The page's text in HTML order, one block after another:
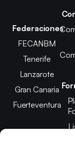
Federaciones
FECANBM
Tenerife
Lanzarote
Gran Canaria
Fuerteventura